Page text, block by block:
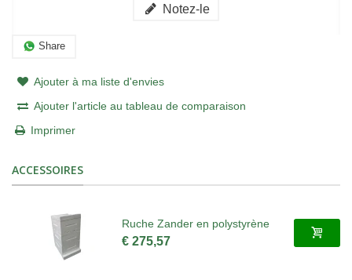
Notez-le
Share
Ajouter à ma liste d'envies
Ajouter l'article au tableau de comparaison
Imprimer
ACCESSOIRES
Ruche Zander en polystyrène
€ 275,57